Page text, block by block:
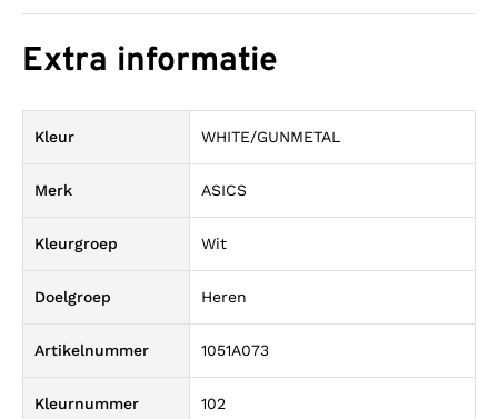
Extra informatie
Kleur WHITE/GUNMETAL
Merk ASICS
Kleurgroep Wit
Doelgroep Heren
Artikelnummer 1051A073
Kleurnummer 102